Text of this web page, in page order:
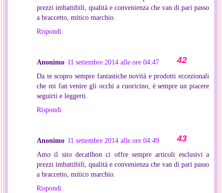
prezzi imbattibili, qualità e convenienza che van di pari passo
a braccetto, mitico marchio.
Rispondi
Anonimo 11 settembre 2014 alle ore 04:47
Da te scopro sempre fantastiche novità e prodotti eccezionali
che mi fan venire gli occhi a cuoricino, è sempre un piacere
seguirti e leggerti.
Rispondi
Anonimo 11 settembre 2014 alle ore 04:49
Amo il sito decatlhon ci offre sempre articoli esclusivi a
prezzi imbattibili, qualità e convenienza che van di pari passo
a braccetto, mitico marchio.
Rispondi